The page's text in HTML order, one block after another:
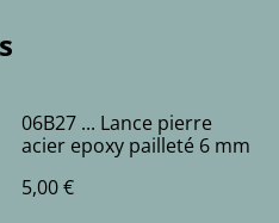
06B27 ... Lance pierre
acier epoxy pailleté 6 mm
5,00 €